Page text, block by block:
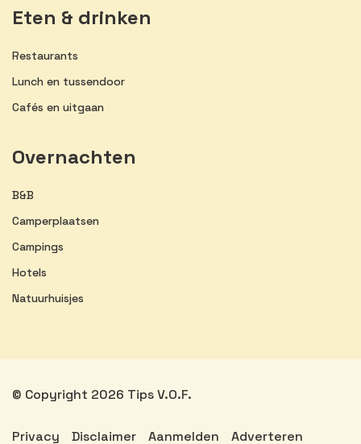
Eten & drinken
Restaurants
Lunch en tussendoor
Cafés en uitgaan
Overnachten
B&B
Camperplaatsen
Campings
Hotels
Natuurhuisjes
© Copyright 2026 Tips V.O.F.
Privacy Disclaimer Aanmelden Adverteren